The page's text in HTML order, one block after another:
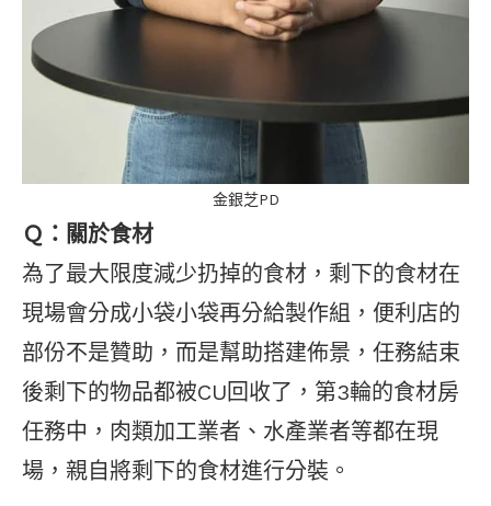
金銀芝PD
Ｑ：關於食材
為了最大限度減少扔掉的食材，剩下的食材在
現場會分成小袋小袋再分給製作組，便利店的
部份不是贊助，而是幫助搭建佈景，任務結束
後剩下的物品都被CU回收了，第3輪的食材房
任務中，肉類加工業者、水產業者等都在現
場，親自將剩下的食材進行分裝。